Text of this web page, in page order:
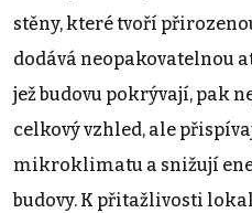
stěny, které tvoří
dodává neopakovatelnou
jež budovu pokrývají, pak
celkový vzhled, ale
mikroklimatu a snižují
budovy. K přitažlivosti